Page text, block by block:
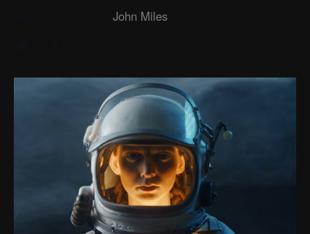
John Miles